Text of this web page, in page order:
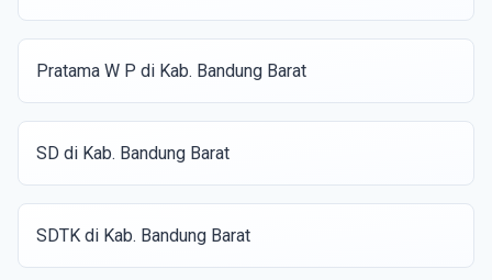
Pratama W P di Kab. Bandung Barat
SD di Kab. Bandung Barat
SDTK di Kab. Bandung Barat